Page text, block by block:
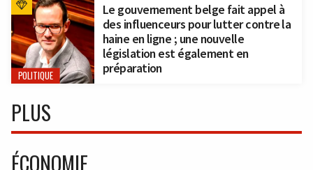
POLITIQUE
Le gouvernement belge fait appel à
des influenceurs pour lutter contre la
haine en ligne ; une nouvelle
législation est également en
préparation
PLUS
ÉCONOMIE